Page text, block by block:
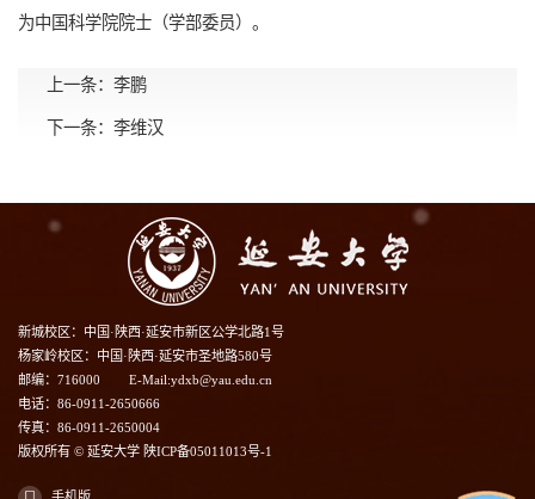
为中国科学院院士（学部委员）。
上一条： 李鹏
下一条： 李维汉
新城校区：中国·陕西·延安市新区公学北路1号
杨家岭校区：中国·陕西·延安市圣地路580号
邮编：716000
E-Mail:ydxb@yau.edu.cn
电话：86-0911-2650666
传真：86-0911-2650004
版权所有 © 延安大学 陕ICP备05011013号-1